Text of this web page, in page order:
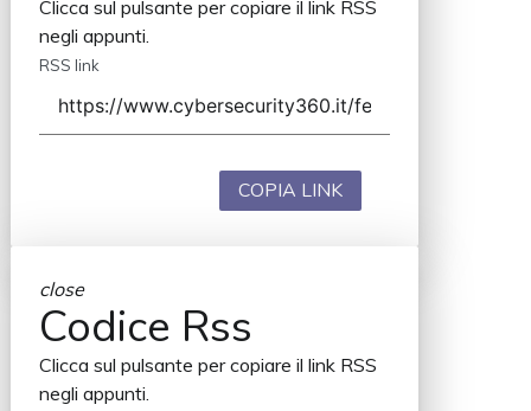
Clicca sul pulsante per copiare il link RSS
negli appunti.
RSS link
COPIA LINK
close
Codice Rss
Clicca sul pulsante per copiare il link RSS
negli appunti.